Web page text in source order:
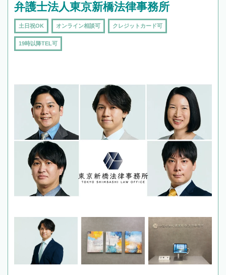
弁護士法人東京新橋法律事務所
土日祝OK オンライン相談可 クレジットカード可
19時以降TEL可